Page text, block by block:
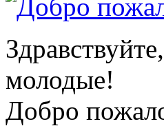
молодые!
Добро